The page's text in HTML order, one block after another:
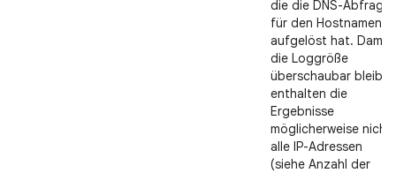
die die DNS-Abfrage
für den Hostnamen
aufgelöst hat. Damit
die Loggröße
überschaubar bleibt,
enthalten die
Ergebnisse
möglicherweise nicht
alle IP-Adressen
(siehe Anzahl der